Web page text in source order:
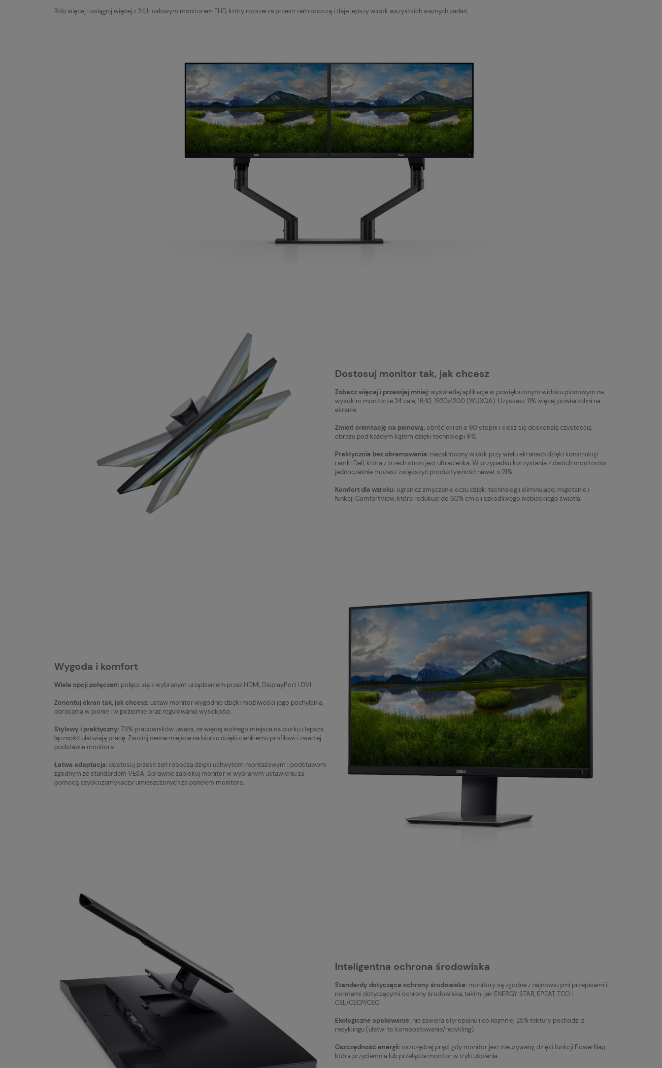
Rób więcej i osiągnij więcej z 24,1-calowym monitorem FHD, który rozszerza przestrzeń roboczą i daje lepszy widok wszystkich ważnych zadań.
Dostosuj monitor tak, jak chcesz
Zobacz więcej i przewijaj mniej:wyświetlaj aplikacje w powiększonym widoku pionowym na
wysokim monitorze 24 cale, 16:10, 1920x1200 (WUXGA). Uzyskasz 11% więcej powierzchni na
ekranie.
Zmień orientację na pionową:obróć ekran o 90 stopni i ciesz się doskonałą czystością
obrazu pod każdym kątem dzięki technologii IPS.
Praktycznie bez obramowania: niezakłócony widok przy wielu ekranach dzięki konstrukcji
ramki Dell, która z trzech stron jest ultracienka. W przypadku korzystania z dwóch monitorów
jednocześnie możesz zwiększyć produktywność nawet o 21%.
Komfort dla wzroku:ogranicz zmęczenie oczu dzięki technologii eliminującej migotanie i
funkcji ComfortView, która redukuje do 60% emisji szkodliwego niebieskiego światła.
Wygoda i komfort
Wiele opcji połączeń: połącz się z wybranym urządzeniem przez HDMI, DisplayPort i DVI.
Zorientuj ekran tak, jak chcesz: ustaw monitor wygodnie dzięki możliwości jego pochylania,
obracania w pionie i w poziomie oraz regulowania wysokości.
Stylowy i praktyczny:73% pracowników uważa, że więcej wolnego miejsca na biurku i lepsza
łączność ułatwiają pracę. Zwolnij cenne miejsce na biurku dzięki cienkiemu profilowi i zwartej
podstawie monitora.
Łatwa adaptacja:dostosuj przestrzeń roboczą dzięki uchwytom montażowym i podstawom
zgodnym ze standardem VESA. Sprawnie zablokuj monitor w wybranym ustawieniu za
pomocą szybkozamykaczy umieszczonych za panelem monitora.
Inteligentna ochrona środowiska
Standardy dotyczące ochrony środowiska: monitory są zgodne z najnowszymi przepisami i
normami dotyczącymi ochrony środowiska, takimi jak ENERGY STAR, EPEAT, TCO i
CEL/CECP/CEC.
Ekologiczne opakowanie: nie zawiera styropianu i co najmniej 25% tektury pochodzi z
recyklingu (ułatwi to kompostowanie/recykling).
Oszczędność energii:oszczędzaj prąd, gdy monitor jest nieużywany, dzięki funkcji PowerNap,
która przyciemnia lub przełącza monitor w tryb uśpienia.